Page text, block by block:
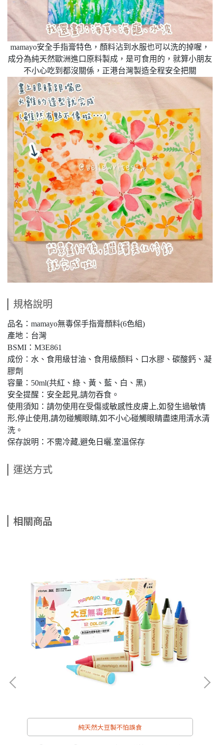
mamayo安全手指膏特色，顏料沾到水服也可以洗的掉喔，
成分為純天然歐洲進口原料製成，是可食用的，就算小朋友
不小心吃到都沒關係，正港台灣製造全程安全把關
規格說明
品名：mamayo無毒保手指膏顏料(6色組)
產地：台灣
BSMI：M3E861
成份：水、食用級甘油、食用級顏料、口水膠、碳酸鈣、凝
膠劑
容量：50ml(共紅、綠、黃、藍、白、黑)
安全提醒：安全起見,請勿吞食。
使用須知：請勿使用在受傷或敏感性皮膚上,如發生過敏情
形,停止使用,請勿碰觸眼睛,如不小心碰觸眼睛盡速用清水清
洗。
保存說明：不需冷藏,避免日曬.室溫保存
運送方式
相關商品
純天然大豆製不怕誤食